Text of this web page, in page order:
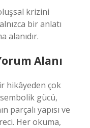
krizini
bir anlatı
alanıdır.
Alanı
hikâyeden çok
sembolik gücü,
parçalı yapısı ve
Her okuma,